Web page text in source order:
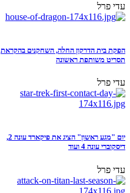
עדי פרל
הפקת בית הדרקון החלה, השחקנים בהקראת
תסריט משותפת ראשונה
עדי פרל
יום "מגע ראשון" הציג את פיקארד עונה 2,
דיסקוברי עונה 4 ועוד
עדי פרל